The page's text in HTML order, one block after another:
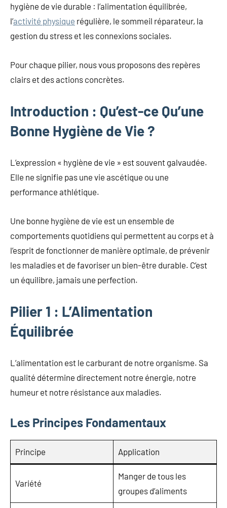
hygiène de vie durable : l’alimentation équilibrée,
l’activité physique régulière, le sommeil réparateur, la
gestion du stress et les connexions sociales.
Pour chaque pilier, nous vous proposons des repères
clairs et des actions concrètes.
Introduction : Qu’est-ce Qu’une
Bonne Hygiène de Vie ?
L’expression « hygiène de vie » est souvent galvaudée.
Elle ne signifie pas une vie ascétique ou une
performance athlétique.
Une bonne hygiène de vie est un ensemble de
comportements quotidiens qui permettent au corps et à
l’esprit de fonctionner de manière optimale, de prévenir
les maladies et de favoriser un bien-être durable. C’est
un équilibre, jamais une perfection.
Pilier 1 : L’Alimentation
Équilibrée
L’alimentation est le carburant de notre organisme. Sa
qualité détermine directement notre énergie, notre
humeur et notre résistance aux maladies.
Les Principes Fondamentaux
Principe Application
Variété
Manger de tous les
groupes d’aliments